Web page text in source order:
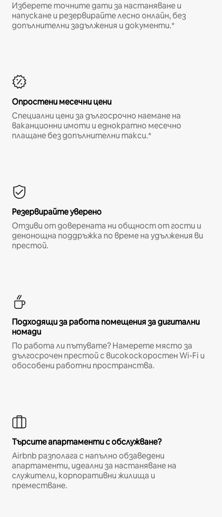
Изберете точните дати за настаняване и
напускане и резервирайте лесно онлайн, без
допълнителни задължения и документи.*
Опростени месечни цени
Специални цени за дългосрочно наемане на
ваканционни имоти и еднократно месечно
плащане без допълнителни такси.*
Резервирайте уверено
Отзиви от доверената ни общност от гости и
денонощна поддръжка по време на удължения ви
престой.
Подходящи за работа помещения за дигитални
номади
По работа ли пътувате? Намерете място за
дългосрочен престой с високоскоростен Wi-Fi и
обособени работни пространства.
Търсите апартаменти с обслужване?
Airbnb разполага с напълно обзаведени
апартаменти, идеални за настаняване на
служители, корпоративни жилища и
преместване.